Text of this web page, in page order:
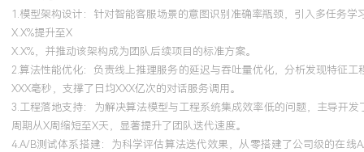
1.模型架构设计：针对智能客服场景的意图识别准确率瓶颈，引入多任务
X.X%提升至X
X.X%，并推动该架构成为团队后续项目的标准方案。
2.算法性能优化：负责线上推理服务的延迟与吞吐量优化，分析发现特征
XXX毫秒，支撑了日均XXX亿次的对话服务调用。
3.工程落地支持：为解决算法模型与工程系统集成效率低的问题，主导开
周期从X周缩短至X天，显著提升了团队迭代速度。
4.A/B测试体系搭建：为科学评估算法迭代效果，从零搭建了公司级的在